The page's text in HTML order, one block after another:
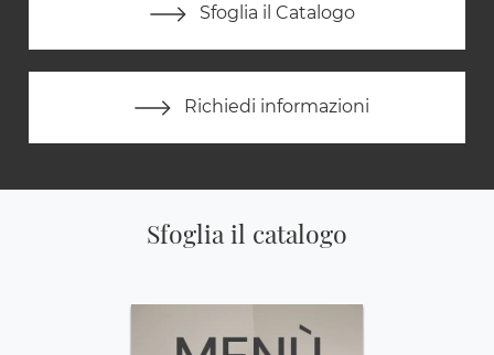
Sfoglia il Catalogo
Richiedi informazioni
Sfoglia il catalogo